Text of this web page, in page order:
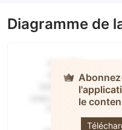
Diagramme de
le